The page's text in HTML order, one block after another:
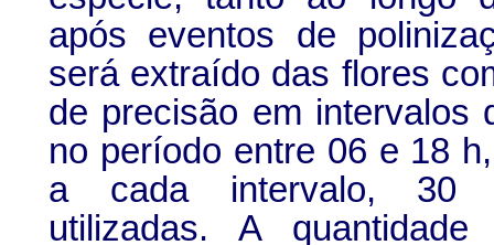
após eventos de
será extraído das flores
de precisão em intervalos
no período entre 06 e 18
a cada intervalo, 30
utilizadas. A